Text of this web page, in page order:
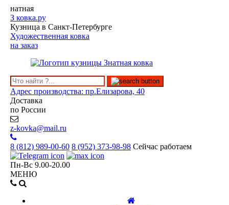
натная
З ковка.ру
Кузница в Санкт-Петербурге
Художественная ковка
на заказ
Адрес производства: пр.Елизарова, 40
Доставка
по России
z-kovka@mail.ru
8 (812) 989-00-60 8 (952) 373-98-98 Сейчас работаем
Пн-Вс 9.00-20.00
МЕНЮ